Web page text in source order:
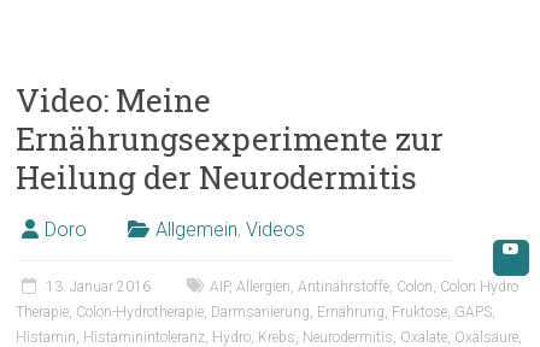
Video: Meine
Ernährungsexperimente zur
Heilung der Neurodermitis
Doro Allgemein,Videos
13. Januar 2016 AIP,Allergien ,Antinährstoffe Colon Colon Hydro
Therapie Colon-Hydrotherapie Darmsanierung Ernährung Fruktose GAPS
Histamin Histaminintoleranz Hydro Krebs Neurodermitis Oxalate Oxalsäure